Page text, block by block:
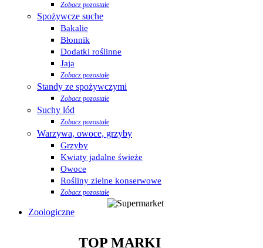
Zobacz pozostałe
Spożywcze suche
Bakalie
Błonnik
Dodatki roślinne
Jaja
Zobacz pozostałe
Standy ze spożywczymi
Zobacz pozostałe
Suchy lód
Zobacz pozostałe
Warzywa, owoce, grzyby
Grzyby
Kwiaty jadalne świeże
Owoce
Rośliny zielne konserwowe
Zobacz pozostałe
Zoologiczne
TOP MARKI